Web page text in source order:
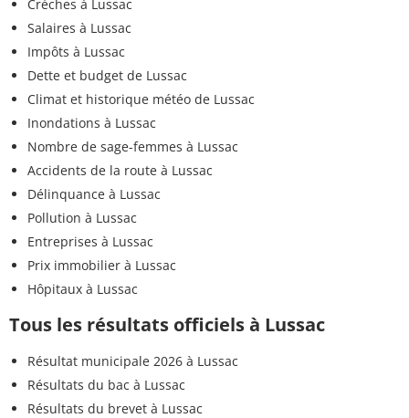
Crèches à Lussac
Salaires à Lussac
Impôts à Lussac
Dette et budget de Lussac
Climat et historique météo de Lussac
Inondations à Lussac
Nombre de sage-femmes à Lussac
Accidents de la route à Lussac
Délinquance à Lussac
Pollution à Lussac
Entreprises à Lussac
Prix immobilier à Lussac
Hôpitaux à Lussac
Tous les résultats officiels à Lussac
Résultat municipale 2026 à Lussac
Résultats du bac à Lussac
Résultats du brevet à Lussac